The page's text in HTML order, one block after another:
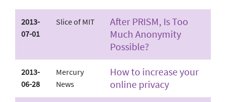
2013-
07-01
Slice of MIT
After PRISM, Is Too
Much Anonymity
Possible?
2013-
06-28
Mercury
News
How to increase your
online privacy